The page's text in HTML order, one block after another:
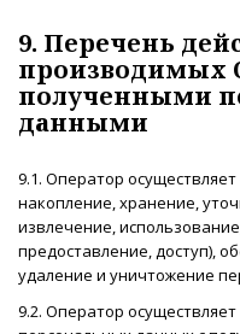
9. Перечень
производимых
полученными
данными
9.1. Оператор
накопление, хранение,
извлечение,
предоставление, доступ),
удаление и уничтожение
9.2. Оператор